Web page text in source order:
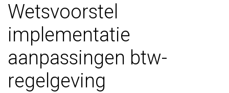
Wetsvoorstel
implementatie
aanpassingen btw-
regelgeving